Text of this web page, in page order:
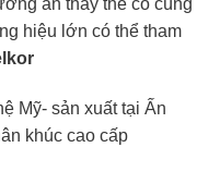
án thay thế có cùng
hiệu lớn có thể tham
Mỹ- sản xuất tại Ấn
khúc cao cấp